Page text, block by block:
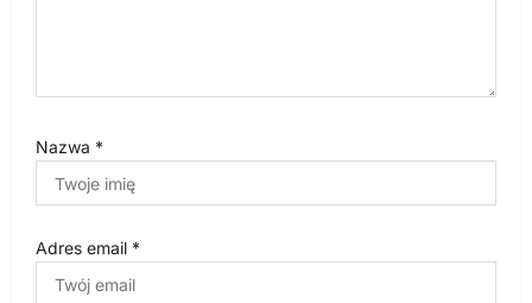
Nazwa *
Adres email *